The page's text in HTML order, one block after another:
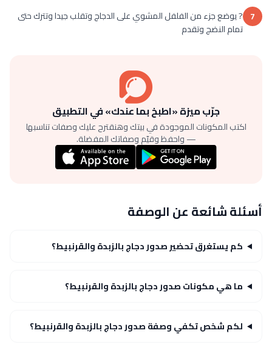
7 ? يوضع جزء من الفلفل المشوي على الدجاج وتقلب جيدا وتترك حتى
تمام النضج وتقدم
جرّب ميزة «اطبخ بما عندك» في التطبيق
اكتب المكونات الموجودة في بيتك وهنقترح عليك وصفات تناسبها
— واحفظ وقيّم وصفاتك المفضلة.
أسئلة شائعة عن الوصفة
كم يستغرق تحضير صدور دجاج بالزبدة والقرنبيط؟
ما هي مكونات صدور دجاج بالزبدة والقرنبيط؟
لكم شخص تكفي وصفة صدور دجاج بالزبدة والقرنبيط؟